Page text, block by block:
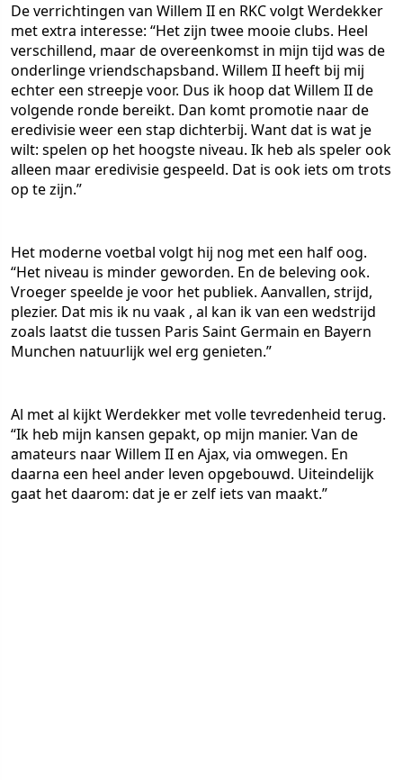
De verrichtingen van Willem II en RKC volgt Werdekker
met extra interesse: “Het zijn twee mooie clubs. Heel
verschillend, maar de overeenkomst in mijn tijd was de
onderlinge vriendschapsband. Willem II heeft bij mij
echter een streepje voor. Dus ik hoop dat Willem II de
volgende ronde bereikt. Dan komt promotie naar de
eredivisie weer een stap dichterbij. Want dat is wat je
wilt: spelen op het hoogste niveau. Ik heb als speler ook
alleen maar eredivisie gespeeld. Dat is ook iets om trots
op te zijn.”
Het moderne voetbal volgt hij nog met een half oog.
“Het niveau is minder geworden. En de beleving ook.
Vroeger speelde je voor het publiek. Aanvallen, strijd,
plezier. Dat mis ik nu vaak , al kan ik van een wedstrijd
zoals laatst die tussen Paris Saint Germain en Bayern
Munchen natuurlijk wel erg genieten.”
Al met al kijkt Werdekker met volle tevredenheid terug.
“Ik heb mijn kansen gepakt, op mijn manier. Van de
amateurs naar Willem II en Ajax, via omwegen. En
daarna een heel ander leven opgebouwd. Uiteindelijk
gaat het daarom: dat je er zelf iets van maakt.”